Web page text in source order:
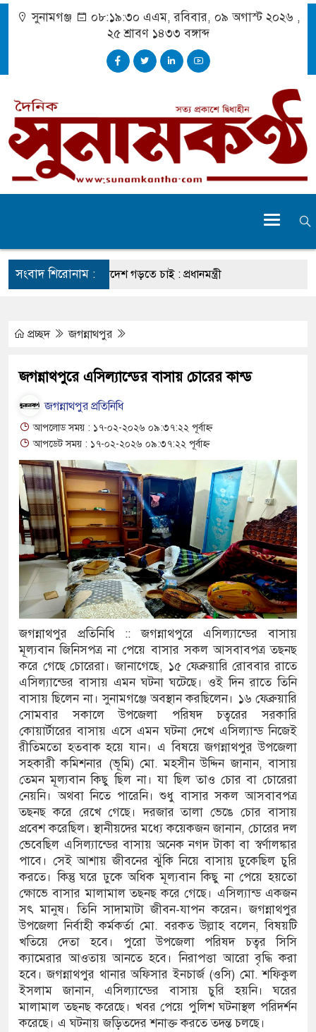
সুনামগঞ্জ ০৮:১৯:৩১ এএম, রবিবার, ০৯ অগাস্ট ২০২৬ ,
২৫ শ্রাবণ ১৪৩৩ বঙ্গাব্দ
সংবাদ শিরোনাম :
প্রচেষ্টায় সুন্দর বাংলাদেশ গড়তে চাই : প্রধানমন্ত্রী
ভারতে পাচার, গুয়াহাটি ক্যাম্পে মানবেতর
জীবন, কর্ম ও দর্শন নিয়ে সাহিত্য আড্ডা
অভ্যন্তরীণ বিরোধ তুঙ্গে
চেহারা কি দেখা গেছে : স্বরাষ্ট্রমন্ত্রী
বক্তব্য ভারত সমর্থন করে না : জয়সওয়াল
ভবনে পাঠদান
সহযোগিতায় দিরাই-শাল্লার উন্নয়ন করতে চাই : এমপি
ঘণ্টা লোডশেডিং, ক্ষুব্ধ গ্রাহক
দুর্ঘটনায় আহতদের চিকিৎসা নিশ্চিতের নির্দেশ
দিবস পালিত
যেন ময়লার ভাগাড়
অব্যাহত : অস্তিত্ব সংকটে বাউসা-কেশবপুর গ্রাম
নিয়ে চলাচল
অভাবে অনিশ্চয়তায় হাওরের শত শত শিক্ষার্থীর
মাধ্যমিকেই
সম্মেলন রফিকুল ইসলামের প্রতিপক্ষের সব অভিযোগ
দিবস
সংকট চুলা জ্বলে না, পাম্পে দীর্ঘ লাইন
প্রচ্ছদ জগন্নাথপুর
জগন্নাথপুরে এসিল্যান্ডের বাসায় চোরের কান্ড
জগন্নাথপুর প্রতিনিধি
আপলোড সময় : ১৭-০২-২০২৬ ০৯:৩৭:২২ পূর্বাহ্ন
আপডেট সময় : ১৭-০২-২০২৬ ০৯:৩৭:২২ পূর্বাহ্ন
জগন্নাথপুর প্রতিনিধি :: জগন্নাথপুরে এসিল্যান্ডের বাসায়
মূল্যবান জিনিসপত্র না পেয়ে বাসার সকল আসবাবপত্র তছনছ
করে গেছে চোরেরা। জানাগেছে, ১৫ ফেব্রুয়ারি রোববার রাতে
এসিল্যান্ডের বাসায় এমন ঘটনা ঘটেছে। ওই দিন রাতে তিনি
বাসায় ছিলেন না। সুনামগঞ্জে অবস্থান করছিলেন। ১৬ ফেব্রুয়ারি
সোমবার সকালে উপজেলা পরিষদ চত্বরের সরকারি
কোয়ার্টারের বাসায় এসে এমন ঘটনা দেখে এসিল্যান্ড নিজেই
রীতিমতো হতবাক হয়ে যান। এ বিষয়ে জগন্নাথপুর উপজেলা
সহকারী কমিশনার (ভূমি) মো. মহসীন উদ্দিন জানান, বাসায়
তেমন মূল্যবান কিছু ছিল না। যা ছিল তাও চোর বা চোরেরা
নেয়নি। অথবা নিতে পারেনি। শুধু বাসার সকল আসবাবপত্র
তছনছ করে রেখে গেছে। দরজার তালা ভেঙে চোর বাসায়
প্রবেশ করেছিল। স্থানীয়দের মধ্যে কয়েকজন জানান, চোরের দল
ভেবেছিল এসিল্যান্ডের বাসায় অনেক নগদ টাকা বা স্বর্ণালঙ্কার
পাবে। সেই আশায় জীবনের ঝুঁকি নিয়ে বাসায় ঢুকেছিল চুরি
করতে। কিন্তু ঘরে ঢুকে অধিক মূল্যবান কিছু না পেয়ে হয়তো
ক্ষোভে বাসার মালামাল তছনছ করে গেছে। এসিল্যান্ড একজন
সৎ মানুষ। তিনি সাদামাটা জীবন-যাপন করেন। জগন্নাথপুর
উপজেলা নির্বাহী কর্মকর্তা মো. বরকত উল্লাহ বলেন, বিষয়টি
খতিয়ে দেতা হবে। পুরো উপজেলা পরিষদ চত্বর সিসি
ক্যামেরার আওতায় আনতে হবে। নিরাপত্তা আরো বৃদ্ধি করা
হবে। জগন্নাথপুর থানার অফিসার ইনচার্জ (ওসি) মো. শফিকুল
ইসলাম জানান, এসিল্যান্ডের বাসায় চুরি হয়নি। ঘরের
মালামাল তছনছ করেছে। খবর পেয়ে পুলিশ ঘটনাস্থল পরিদর্শন
করেছে। এ ঘটনায় জড়িতদের শনাক্ত করতে তদন্ত চলছে।